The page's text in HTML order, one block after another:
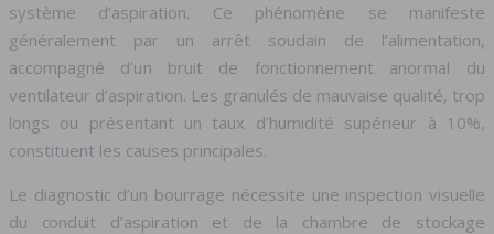
système d’aspiration. Ce phénomène se manifeste
généralement par un arrêt soudain de l’alimentation,
accompagné d’un bruit de fonctionnement anormal du
ventilateur d’aspiration. Les granulés de mauvaise qualité, trop
longs ou présentant un taux d’humidité supérieur à 10%,
constituent les causes principales.
Le diagnostic d’un bourrage nécessite une inspection visuelle
du conduit d’aspiration et de la chambre de stockage